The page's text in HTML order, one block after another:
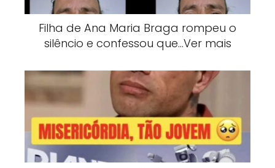
Filha de Ana Maria Braga rompeu o
silêncio e confessou que…Ver mais